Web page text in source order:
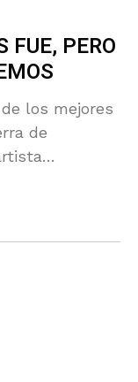
FUE, PERO
los mejores
de